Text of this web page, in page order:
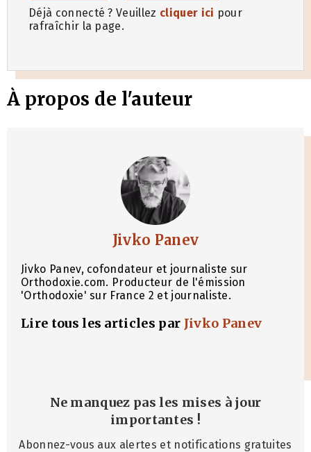
Déjà connecté ? Veuillez cliquer ici pour
rafraîchir la page.
À propos de l'auteur
Jivko Panev
Jivko Panev, cofondateur et journaliste sur
Orthodoxie.com. Producteur de l'émission
'Orthodoxie' sur France 2 et journaliste.
Lire tous les articles par Jivko Panev
Ne manquez pas les mises à jour
importantes !
Abonnez-vous aux alertes et notifications gratuites